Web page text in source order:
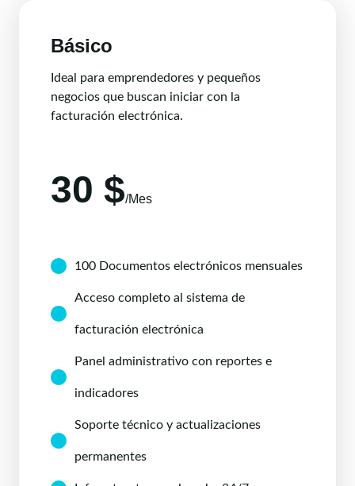
Básico
Ideal para emprendedores y pequeños
negocios que buscan iniciar con la
facturación electrónica.
30 $/Mes
100 Documentos electrónicos mensuales
Acceso completo al sistema de
facturación electrónica
Panel administrativo con reportes e
indicadores
Soporte técnico y actualizaciones
permanentes